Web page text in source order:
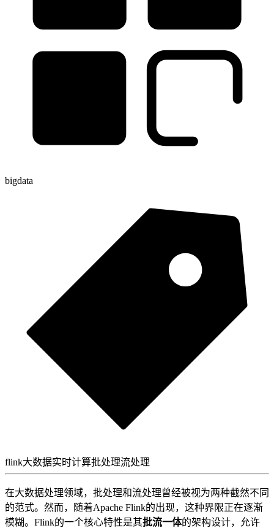
bigdata
flink大数据实时计算批处理流处理
在大数据处理领域，批处理和流处理曾经被视为两种截然不同
的范式。然而，随着Apache Flink的出现，这种界限正在逐渐
模糊。Flink的一个核心特性是其批流一体的架构设计，允许